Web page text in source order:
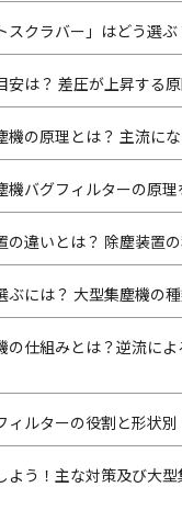
スクラバー」はどう選ぶ
安は？ 差圧が上昇する
機の原理とは？ 主流に
機バグフィルターの原
の違いとは？ 除塵装置
ぶには？ 大型集塵機の
の仕組みとは？逆流に
ィルターの役割と形状
よう！主な対策及び大